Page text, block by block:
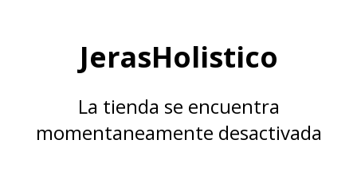
JerasHolistico
La tienda se encuentra
momentaneamente desactivada